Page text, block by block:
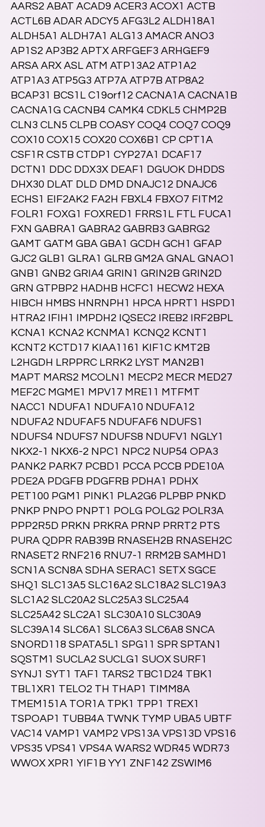
AARS2 ABAT ACAD9 ACER3 ACOX1 ACTB
ACTL6B ADAR ADCY5 AFG3L2 ALDH18A1
ALDH5A1 ALDH7A1 ALG13 AMACR ANO3
AP1S2 AP3B2 APTX ARFGEF3 ARHGEF9
ARSA ARX ASL ATM ATP13A2 ATP1A2
ATP1A3 ATP5G3 ATP7A ATP7B ATP8A2
BCAP31 BCS1L C19orf12 CACNA1A CACNA1B
CACNA1G CACNB4 CAMK4 CDKL5 CHMP2B
CLN3 CLN5 CLPB COASY COQ4 COQ7 COQ9
COX10 COX15 COX20 COX6B1 CP CPT1A
CSF1R CSTB CTDP1 CYP27A1 DCAF17
DCTN1 DDC DDX3X DEAF1 DGUOK DHDDS
DHX30 DLAT DLD DMD DNAJC12 DNAJC6
ECHS1 EIF2AK2 FA2H FBXL4 FBXO7 FITM2
FOLR1 FOXG1 FOXRED1 FRRS1L FTL FUCA1
FXN GABRA1 GABRA2 GABRB3 GABRG2
GAMT GATM GBA GBA1 GCDH GCH1 GFAP
GJC2 GLB1 GLRA1 GLRB GM2A GNAL GNAO1
GNB1 GNB2 GRIA4 GRIN1 GRIN2B GRIN2D
GRN GTPBP2 HADHB HCFC1 HECW2 HEXA
HIBCH HMBS HNRNPH1 HPCA HPRT1 HSPD1
HTRA2 IFIH1 IMPDH2 IQSEC2 IREB2 IRF2BPL
KCNA1 KCNA2 KCNMA1 KCNQ2 KCNT1
KCNT2 KCTD17 KIAA1161 KIF1C KMT2B
L2HGDH LRPPRC LRRK2 LYST MAN2B1
MAPT MARS2 MCOLN1 MECP2 MECR MED27
MEF2C MGME1 MPV17 MRE11 MTFMT
NACC1 NDUFA1 NDUFA10 NDUFA12
NDUFA2 NDUFAF5 NDUFAF6 NDUFS1
NDUFS4 NDUFS7 NDUFS8 NDUFV1 NGLY1
NKX2-1 NKX6-2 NPC1 NPC2 NUP54 OPA3
PANK2 PARK7 PCBD1 PCCA PCCB PDE10A
PDE2A PDGFB PDGFRB PDHA1 PDHX
PET100 PGM1 PINK1 PLA2G6 PLPBP PNKD
PNKP PNPO PNPT1 POLG POLG2 POLR3A
PPP2R5D PRKN PRKRA PRNP PRRT2 PTS
PURA QDPR RAB39B RNASEH2B RNASEH2C
RNASET2 RNF216 RNU7-1 RRM2B SAMHD1
SCN1A SCN8A SDHA SERAC1 SETX SGCE
SHQ1 SLC13A5 SLC16A2 SLC18A2 SLC19A3
SLC1A2 SLC20A2 SLC25A3 SLC25A4
SLC25A42 SLC2A1 SLC30A10 SLC30A9
SLC39A14 SLC6A1 SLC6A3 SLC6A8 SNCA
SNORD118 SPATA5L1 SPG11 SPR SPTAN1
SQSTM1 SUCLA2 SUCLG1 SUOX SURF1
SYNJ1 SYT1 TAF1 TARS2 TBC1D24 TBK1
TBL1XR1 TELO2 TH THAP1 TIMM8A
TMEM151A TOR1A TPK1 TPP1 TREX1
TSPOAP1 TUBB4A TWNK TYMP UBA5 UBTF
VAC14 VAMP1 VAMP2 VPS13A VPS13D VPS16
VPS35 VPS41 VPS4A WARS2 WDR45 WDR73
WWOX XPR1 YIF1B YY1 ZNF142 ZSWIM6